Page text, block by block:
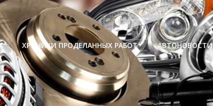
ХРОНИКИ ПРОДЕЛАННЫХ РАБОТ АВТОНОВОСТИ